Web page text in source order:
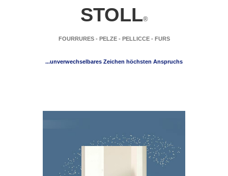
STOLL®
FOURRURES - PELZE - PELLICCE - FURS
...unverwechselbares Zeichen höchsten Anspruchs